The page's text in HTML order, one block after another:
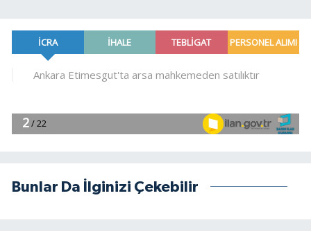
Bunlar Da İlginizi Çekebilir